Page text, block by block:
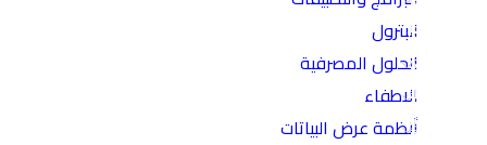
البترول
الحلول المصرفية
الاطفاء
أنظمة عرض البياتات